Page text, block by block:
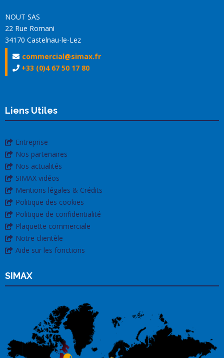
NOUT SAS
22 Rue Romani
34170 Castelnau-le-Lez
commercial@simax.fr
+33 (0)4 67 50 17 80
Liens Utiles
Entreprise
Nos partenaires
Nos actualités
SIMAX vidéos
Mentions légales & Crédits
Politique des cookies
Politique de confidentialité
Plaquette commerciale
Notre clientèle
Aide sur les fonctions
SIMAX